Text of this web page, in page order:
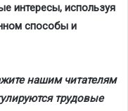
интересы, используя
способы и
нашим читателям
трудовые